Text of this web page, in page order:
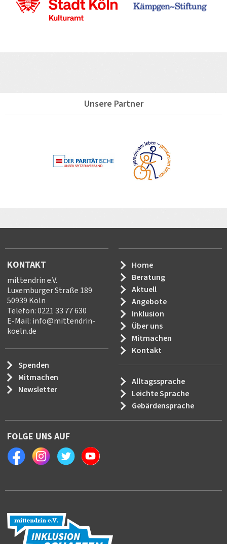
Unsere Partner
KONTAKT
mittendrin e.V.
Luxemburger Straße 189
50939 Köln
Telefon: 0221 33 77 630
E-Mail: info@mittendrin-
koeln.de
Spenden
Mitmachen
Newsletter
Home
Beratung
Aktuell
Angebote
Inklusion
Über uns
Mitmachen
Kontakt
Alltagssprache
Leichte Sprache
Gebärdensprache
FOLGE UNS AUF
FacebookInstagramTwitter